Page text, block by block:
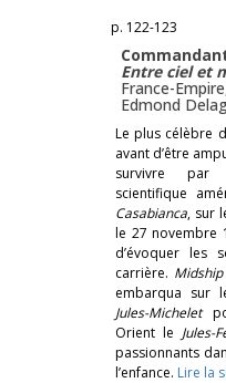
p. 122-123
Entre ciel et
France-
Edmond
Le plus célèbre
avant d’être
survivre par
scientifique
Casabianca, sur
le 27 novembre
d’évoquer les
carrière. Midship
embarqua sur
Jules-Michelet
Orient le Jules-
passionnants
l’enfance. Lire la